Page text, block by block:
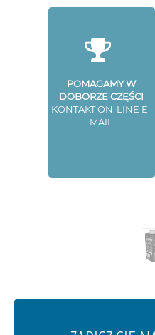
POMAGAMY W
DOBORZE CZĘŚCI
KONTAKT ON-LINE E-
MAIL